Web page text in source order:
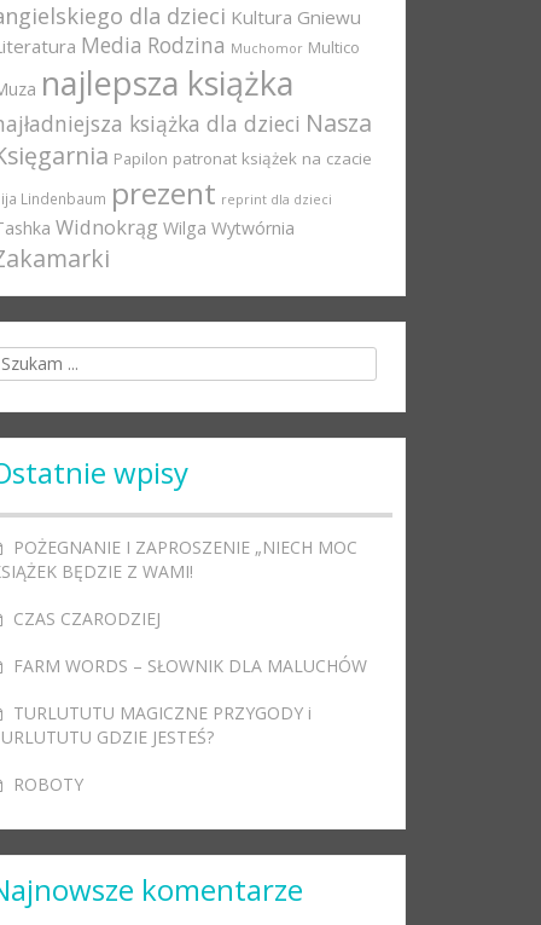
dla dzieci Kultura Gniewu
Media Rodzina Muchomor Multico
najlepsza książka
książka dla dzieci Nasza
Papilon patronat książek na czacie
Lindenbaum prezent reprint dla dzieci
Widnokrąg Wilga Wytwórnia
for:
wpisy
POŻEGNANIE I ZAPROSZENIE „NIECH MOC
BĘDZIE Z WAMI!
CZAS CZARODZIEJ
FARM WORDS – SŁOWNIK DLA MALUCHÓW
TURLUTUTU MAGICZNE PRZYGODY i
GDZIE JESTEŚ?
ROBOTY
komentarze